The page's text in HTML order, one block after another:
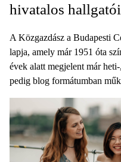
hivatalos
A Közgazdász a Budapesti
lapja, amely már 1951 óta
évek alatt megjelent már
pedig blog formátumban